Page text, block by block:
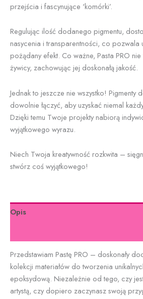
przejścia i fascynujące 'komórki’.
Regulując ilość dodanego pigmentu,
nasycenia i transparentności, co pozwala
pożądany efekt. Co ważne, Pasta PRO nie
żywicy, zachowując jej doskonałą jakość.
Jednak to jeszcze nie wszystko! Pigmenty
dowolnie łączyć, aby uzyskać niemal
Dzięki temu Twoje projekty nabiorą
wyjątkowego wyrazu.
Niech Twoja kreatywność rozkwita –
stwórz coś wyjątkowego!
Opis
Przedstawiam Pastę PRO – doskonały
kolekcji materiałów do tworzenia
epoksydową. Niezależnie od tego, czy
artystą, czy dopiero zaczynasz swoją